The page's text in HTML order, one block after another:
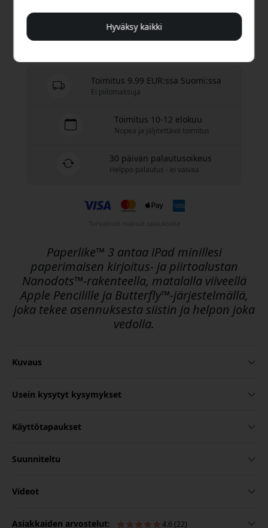
Toimitus 9.99 EUR:ssa Suomi:ssa
Ei piilomaksuja
Toimitus 10-12 elokuu
Nopea ja jäljitettävä toimitus
30 päivän palautusoikeus
Helppo palautus - ei vaivaa
Paperlike™ 3 antaa iPad minillesi
paperimaisen kirjoitus- ja piirtoalustan
Nanodots™-rakenteella, matalalla viiveellä
Apple Pencilille ja Butterfly™-järjestelmällä,
joka tekee asennuksesta siistin ja helpon joka
vedolla.
Kuvaus
Usein kysytyt kysymykset
Käyttötapaukset
Suunniteltu
Videot
Asiakkaiden arvostelut: 4.6 (22)
Hyväksy kaikki